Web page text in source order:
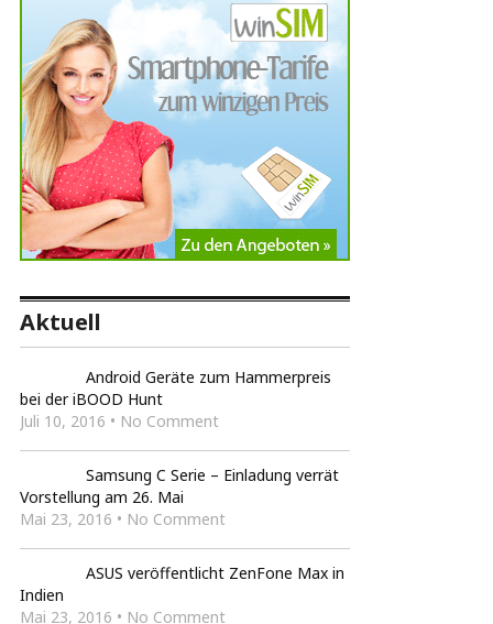
Aktuell
Android Geräte zum Hammerpreis
bei der iBOOD Hunt
Juli 10, 2016 • No Comment
Samsung C Serie – Einladung verrät
Vorstellung am 26. Mai
Mai 23, 2016 • No Comment
ASUS veröffentlicht ZenFone Max in
Indien
Mai 23, 2016 • No Comment